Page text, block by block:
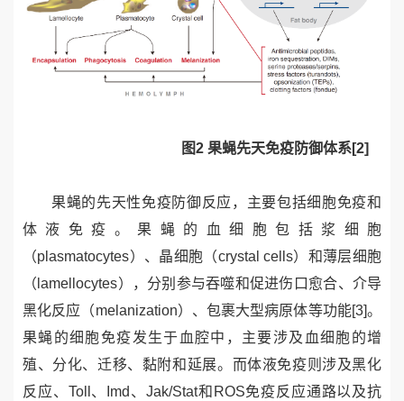
图2 果蝇先天免疫防御体系[2]
果蝇的先天性免疫防御反应，主要包括细胞免疫和
体液免疫。 果蝇的血细胞包括浆细胞
（plasmatocytes）、晶细胞（crystal cells）和薄层细胞
（ lamellocytes），分别 参与吞噬和促进伤口愈合、介导
黑化反应（melanization）、包裹大型病原体等功能[3]。
果蝇的细胞免疫发生于血腔中，主要涉及血细胞的增
殖、分化、迁移、黏附和延展。 而体液免疫则涉及黑化
反应、 Toll 、 Imd 、 Jak/Stat和 ROS免疫反应通路以及抗